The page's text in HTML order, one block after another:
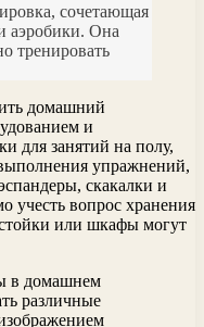
сочетающая
аэробики. Она
тренировать
домашний
и
для занятий на полу,
упражнений,
скакалки и
учесть вопрос хранения
или шкафы могут
в домашнем
различные